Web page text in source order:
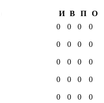
И В П
О
0 0 0 0
0 0 0 0
0 0 0 0
0 0 0 0
0 0 0 0